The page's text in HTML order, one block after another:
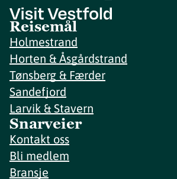
Reisemål
Holmestrand
Horten & Åsgårdstrand
Tønsberg & Færder
Sandefjord
Larvik & Stavern
Snarveier
Kontakt oss
Bli medlem
Bransje